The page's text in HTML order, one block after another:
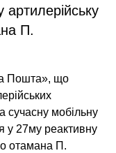
артилерійську
П.
Пошта», що
сучасну мобільну
у 27му реактивну
отамана П.